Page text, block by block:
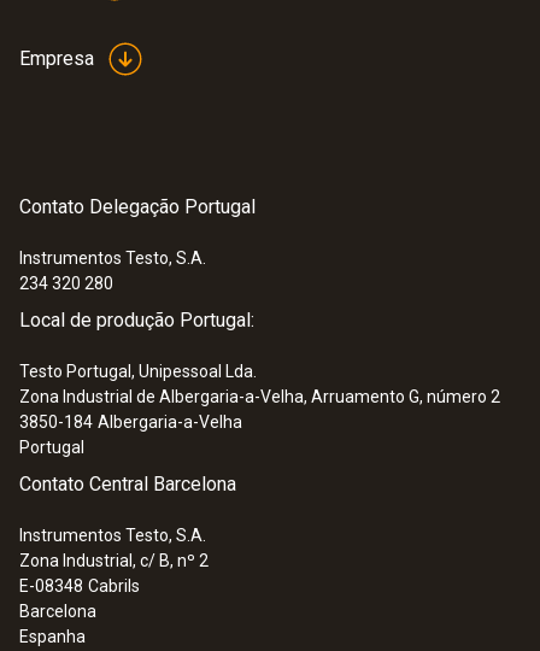
Empresa
Contato Delegação Portugal
Instrumentos Testo, S.A.
234 320 280
Local de produção Portugal:
Testo Portugal, Unipessoal Lda.
Zona Industrial de Albergaria-a-Velha, Arruamento G, número 2
3850-184 Albergaria-a-Velha
Portugal
Contato Central Barcelona
Instrumentos Testo, S.A.
Zona Industrial, c/ B, nº 2
E-08348 Cabrils
Barcelona
Espanha